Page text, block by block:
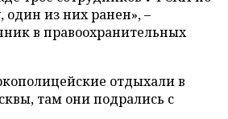
один из них ранен», –
в правоохранительных
отдыхали в
там они подрались с